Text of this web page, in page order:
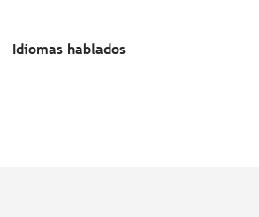
Idiomas hablados
Idiomas hablados